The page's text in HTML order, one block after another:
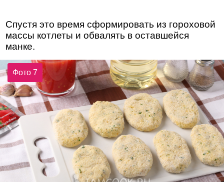
Спустя это время сформировать из гороховой
массы котлеты и обвалять в оставшейся
манке.
Фото 7